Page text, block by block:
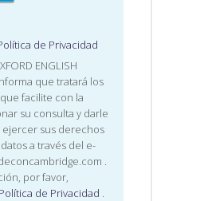
de Privacidad
ENGLISH
que tratará los
facilite con la
su consulta y darle
sus derechos
a través del e-
.
por favor,
Política de Privacidad .